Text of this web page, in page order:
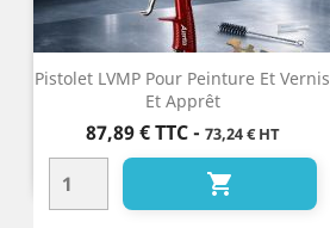
Pistolet LVMP Pour Peinture Et Vernis
Et Apprêt
Prix
87,89 € TTC- 73,24 € HT
